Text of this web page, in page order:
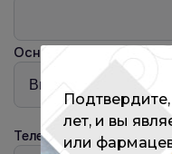
Основная
Телефон
лет, и вы
или